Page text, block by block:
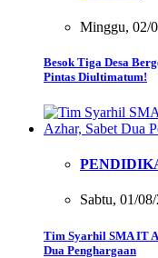
Minggu, 02/
Besok Tiga Desa
Pintas Diultimatum!
Sabtu, 01/
Tim Syarhil SMA IT
Dua Penghargaan